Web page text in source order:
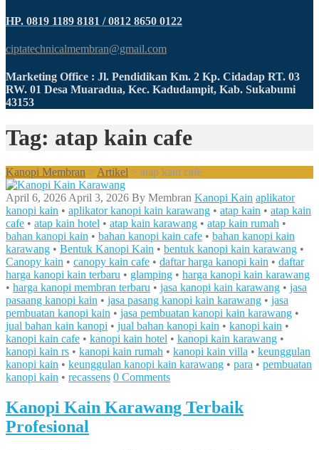
HP. 0819 1189 8181 / 0812 8650 0122
ciptatechnicalmembran@gmail.com
Marketing Office : Jl. Pendidikan Km. 2 Kp. Cidadap RT. 03
RW. 01 Desa Muaradua, Kec. Kadudampit, Kab. Sukabumi
43153
Tag: atap kain cafe
Kanopi Membran > Artikel > atap kain cafe
April 6, 2026 April 3, 2026 By Membran Kanopi Kain aplikator
kanopi kain • aplikator kanopi kain karawang • atap kain • atap kain
cafe • atap kain hotel • atap kain karawang • atap kain rumah •
bahan kanopi kain • bahan kanopi kain cafe • bahan kanopi kain
karawang • Bentuk Kanopi Kain • bentuk kanopi kain karawang •
Canopy kain • canopy kain cafe • daftar harga kanopi kain • daftar
harga kanopi kain terbaru • glamping • harga kanopi kain karawang
• harga kanopi membran terbaru • jasa kanopi kain karawang • jasa
pasaang kanopi kain • jasa pasang kanopi kain karawang • jasa
pembuatan kanopi kain • jasa pembuatan kanopi kain karawang •
jual bahan kain kanopi • jual bahan kanopi kain • kanopi kain •
kanopi kain cafe • kanopi kain hotel • kanopi kain karawang •
kanopi kain rs • kanopi kain rumah • kanopi kain villa • keunggulan
kanopi kain • keunggulan kanopi kain karawang • para • pembuatan
kanopi kain • recassens 0 Comments
Kanopi Kain Karawang Terbaik
Profesional